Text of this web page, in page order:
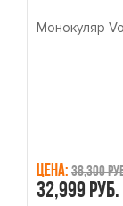
Монокуляр
Цена: 38,300
32,999 руб.